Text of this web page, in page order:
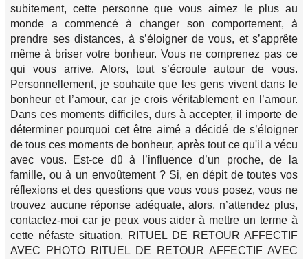
subitement, cette personne que vous aimez le plus au
monde a commencé à changer son comportement, à
prendre ses distances, à s’éloigner de vous, et s’apprête
même à briser votre bonheur. Vous ne comprenez pas ce
qui vous arrive. Alors, tout s’écroule autour de vous.
Personnellement, je souhaite que les gens vivent dans le
bonheur et l’amour, car je crois véritablement en l’amour.
Dans ces moments difficiles, durs à accepter, il importe de
déterminer pourquoi cet être aimé a décidé de s’éloigner
de tous ces moments de bonheur, après tout ce qu'il a vécu
avec vous. Est-ce dû à l’influence d’un proche, de la
famille, ou à un envoûtement ? Si, en dépit de toutes vos
réflexions et des questions que vous vous posez, vous ne
trouvez aucune réponse adéquate, alors, n’attendez plus,
contactez-moi car je peux vous aider à mettre un terme à
cette néfaste situation. RITUEL DE RETOUR AFFECTIF
AVEC PHOTO RITUEL DE RETOUR AFFECTIF AVEC